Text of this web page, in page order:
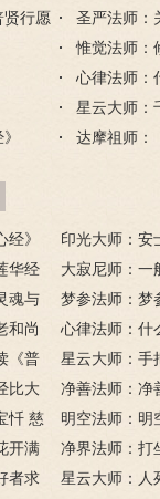
贤行愿
圣严法师：
惟觉法师：
心律法师：
星云大师：
达摩祖师：
》
吗？
印光大师：安
话解
华经
大寂尼师：一
里可以读诵《
吗？
魂与
梦参法师：梦
尚：金刚经
和尚
心律法师：什
有缘？
《普
》
星云大师：手
满田，低头便
六根清净方为
来是向前。
比大
净善法师：净
看风水与算命
运？
忏 慈
明空法师：明
《心经》中的
开满
空；
净界法师：打
该怎么念佛？
者求
星云大师：人